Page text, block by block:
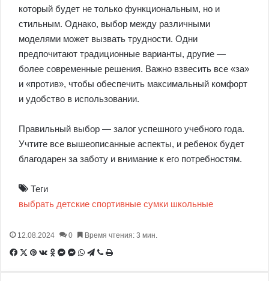
который будет не только функциональным, но и
стильным. Однако, выбор между различными
моделями может вызвать трудности. Одни
предпочитают традиционные варианты, другие —
более современные решения. Важно взвесить все «за»
и «против», чтобы обеспечить максимальный комфорт
и удобство в использовании.
Правильный выбор — залог успешного учебного года.
Учтите все вышеописанные аспекты, и ребенок будет
благодарен за заботу и внимание к его потребностям.
Теги
выбрать детские спортивные сумки школьные
12.08.2024 0 Время чтения: 3 мин.
Facebook
X Pinterest
Вконтакте
Одноклассники
Messenger
Messenger
WhatsApp
Telegram
ViberПечатать